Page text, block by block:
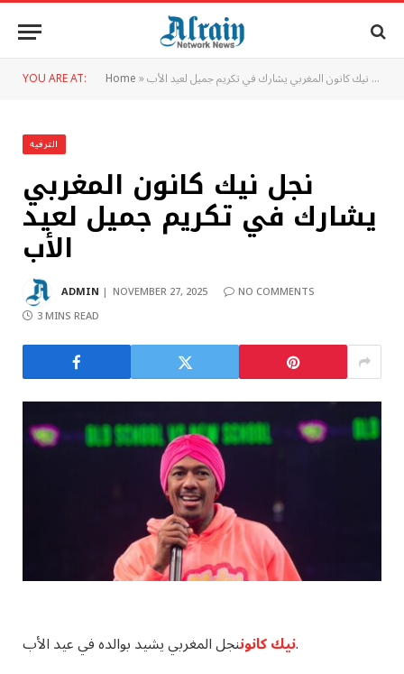
YOU ARE AT: Home»نجل نيك كانون المغربي يشارك في تكريم جميل لعيد الأب
الترفيه
نجل نيك كانون المغربي
يشارك في تكريم جميل لعيد
الأب
ADMIN NOVEMBER 27, 2025
NO COMMENTS
3 MINS READ
نيك كانوننجل المغربي يشيد بوالده في عيد الأب.